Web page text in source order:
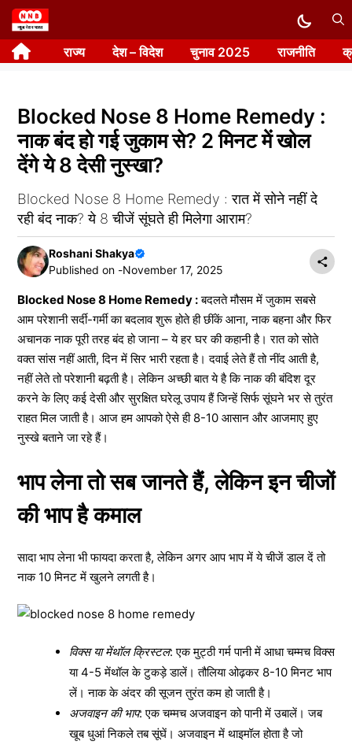
Skip
to
content राज्य देश – विदेश चुनाव 2025 राजनीति
Blocked Nose 8 Home Remedy :
नाक बंद हो गई जुकाम से? 2 मिनट में खोल
देंगे ये 8 देसी नुस्खा?
Blocked Nose 8 Home Remedy : रात में सोने नहीं दे
रही बंद नाक? ये 8 चीजें सूंघते ही मिलेगा आराम?
Roshani Shakya
Published on -November 17, 2025
Blocked Nose 8 Home Remedy :बदलते मौसम में जुकाम सबसे
आम परेशानी सर्दी-गर्मी का बदलाव शुरू होते ही छींकें आना, नाक बहना और फिर
अचानक नाक पूरी तरह बंद हो जाना – ये हर घर की कहानी है। रात को सोते
वक्त सांस नहीं आती, दिन में सिर भारी रहता है। दवाई लेते हैं तो नींद आती है,
नहीं लेते तो परेशानी बढ़ती है। लेकिन अच्छी बात ये है कि नाक की बंदिश दूर
करने के लिए कई देसी और सुरक्षित घरेलू उपाय हैं जिन्हें सिर्फ सूंघने भर से तुरंत
राहत मिल जाती है। आज हम आपको ऐसे ही 8-10 आसान और आजमाए हुए
नुस्खे बताने जा रहे हैं।
भाप लेना तो सब जानते हैं, लेकिन इन चीजों
की भाप है कमाल
सादा भाप लेना भी फायदा करता है, लेकिन अगर आप भाप में ये चीजें डाल दें तो
नाक 10 मिनट में खुलने लगती है।
विक्स या मेंथॉल क्रिस्टल: एक मुट्ठी गर्म पानी में आधा चम्मच विक्स
या 4-5 मेंथॉल के टुकड़े डालें। तौलिया ओढ़कर 8-10 मिनट भाप
लें। नाक के अंदर की सूजन तुरंत कम हो जाती है।
अजवाइन की भाप: एक चम्मच अजवाइन को पानी में उबालें। जब
खूब धुआं निकले तब सूंघें। अजवाइन में थाइमॉल होता है जो